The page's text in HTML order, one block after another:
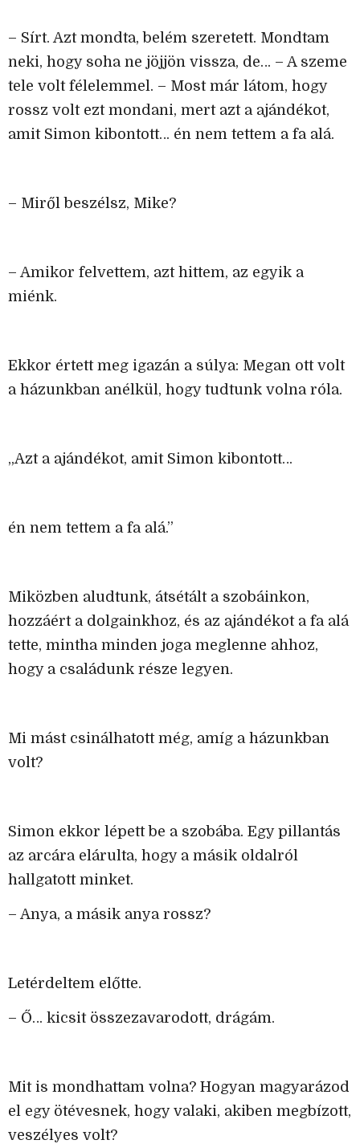
– Sírt. Azt mondta, belém szeretett. Mondtam
neki, hogy soha ne jöjjön vissza, de… – A szeme
tele volt félelemmel. – Most már látom, hogy
rossz volt ezt mondani, mert azt a ajándékot,
amit Simon kibontott… én nem tettem a fa alá.
– Miről beszélsz, Mike?
– Amikor felvettem, azt hittem, az egyik a
miénk.
Ekkor értett meg igazán a súlya: Megan ott volt
a házunkban anélkül, hogy tudtunk volna róla.
„Azt a ajándékot, amit Simon kibontott…
én nem tettem a fa alá.”
Miközben aludtunk, átsétált a szobáinkon,
hozzáért a dolgainkhoz, és az ajándékot a fa alá
tette, mintha minden joga meglenne ahhoz,
hogy a családunk része legyen.
Mi mást csinálhatott még, amíg a házunkban
volt?
Simon ekkor lépett be a szobába. Egy pillantás
az arcára elárulta, hogy a másik oldalról
hallgatott minket.
– Anya, a másik anya rossz?
Letérdeltem előtte.
– Ő… kicsit összezavarodott, drágám.
Mit is mondhattam volna? Hogyan magyarázod
el egy ötévesnek, hogy valaki, akiben megbízott,
veszélyes volt?